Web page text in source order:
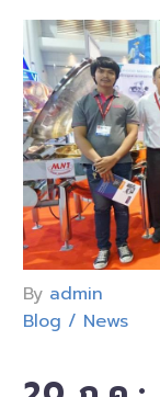
By admin
Blog / News